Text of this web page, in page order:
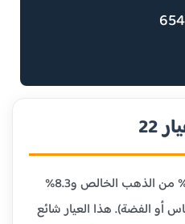
22
عيار 22 قيراط يحتوي على 91.7% من الذهب الخالص و8.3%
أو الفضة). هذا العيار شائع